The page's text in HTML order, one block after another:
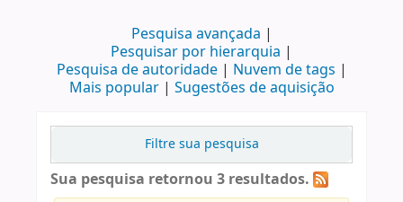
Pesquisa avançada
Pesquisar por hierarquia
Pesquisa de autoridade
Nuvem de tags
Mais popular
Sugestões de aquisição
Filtre sua pesquisa
Sua pesquisa retornou 3 resultados.